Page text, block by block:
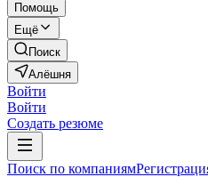
Помощь
Ещё
Поиск
Алёшня
Войти
Войти
Создать резюме
Поиск по компаниям